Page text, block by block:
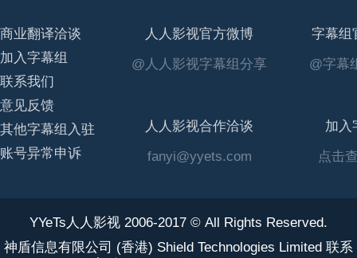
商业翻译洽谈
加入字幕组
联系我们
意见反馈
其他字幕组入驻
账号异常申诉
人人影视官方微博
@人人影视字幕组分享
字幕组
@字幕
人人影视合作洽谈
fanyi@yyets.com
加入
点击
YYeTs人人影视 2006-2017 © All Rights Reserved.
神盾信息有限公司 (香港) Shield Technologies Limited 联系